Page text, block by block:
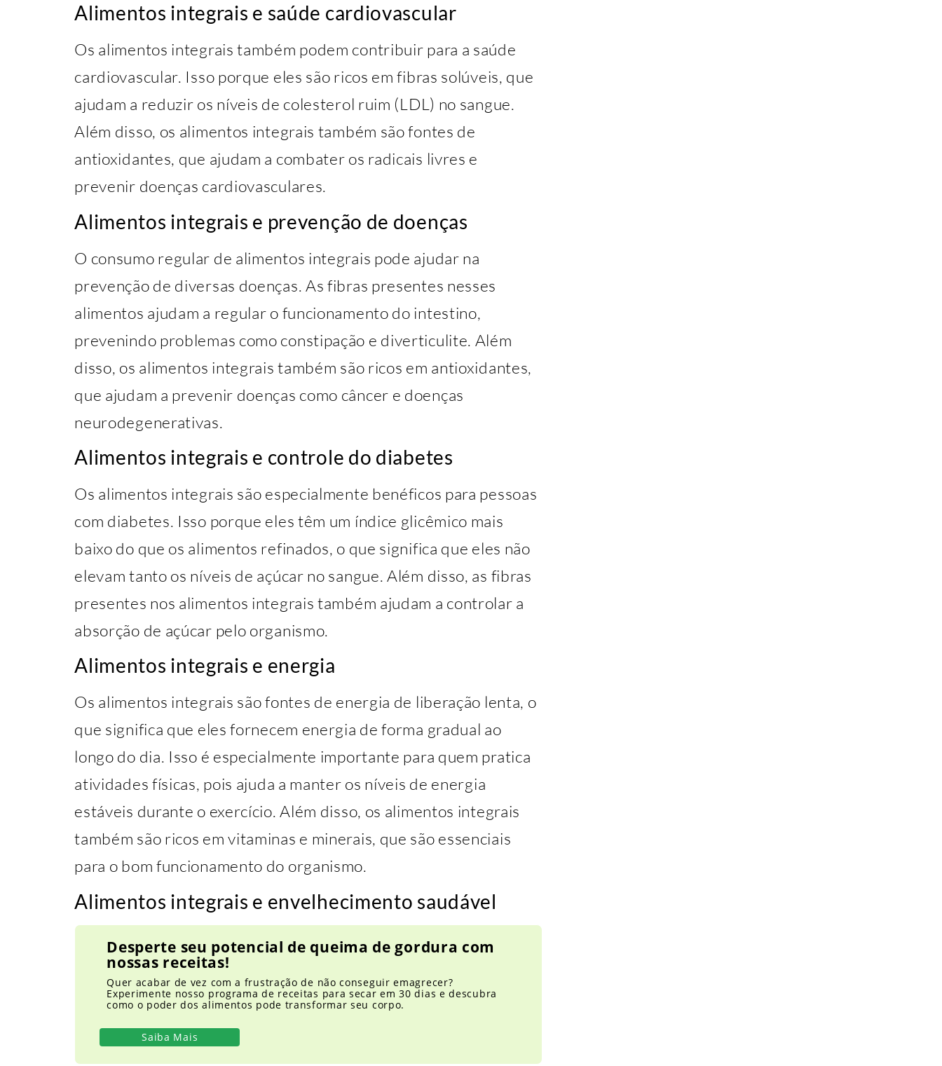
Alimentos integrais e saúde cardiovascular
Os alimentos integrais também podem contribuir para a saúde
cardiovascular. Isso porque eles são ricos em fibras solúveis, que
ajudam a reduzir os níveis de colesterol ruim (LDL) no sangue.
Além disso, os alimentos integrais também são fontes de
antioxidantes, que ajudam a combater os radicais livres e
prevenir doenças cardiovasculares.
Alimentos integrais e prevenção de doenças
O consumo regular de alimentos integrais pode ajudar na
prevenção de diversas doenças. As fibras presentes nesses
alimentos ajudam a regular o funcionamento do intestino,
prevenindo problemas como constipação e diverticulite. Além
disso, os alimentos integrais também são ricos em antioxidantes,
que ajudam a prevenir doenças como câncer e doenças
neurodegenerativas.
Alimentos integrais e controle do diabetes
Os alimentos integrais são especialmente benéficos para pessoas
com diabetes. Isso porque eles têm um índice glicêmico mais
baixo do que os alimentos refinados, o que significa que eles não
elevam tanto os níveis de açúcar no sangue. Além disso, as fibras
presentes nos alimentos integrais também ajudam a controlar a
absorção de açúcar pelo organismo.
Alimentos integrais e energia
Os alimentos integrais são fontes de energia de liberação lenta, o
que significa que eles fornecem energia de forma gradual ao
longo do dia. Isso é especialmente importante para quem pratica
atividades físicas, pois ajuda a manter os níveis de energia
estáveis durante o exercício. Além disso, os alimentos integrais
também são ricos em vitaminas e minerais, que são essenciais
para o bom funcionamento do organismo.
Alimentos integrais e envelhecimento saudável
Desperte seu potencial de queima de gordura com
nossas receitas!
Quer acabar de vez com a frustração de não conseguir emagrecer?
Experimente nosso programa de receitas para secar em 30 dias e descubra
como o poder dos alimentos pode transformar seu corpo.
Saiba Mais